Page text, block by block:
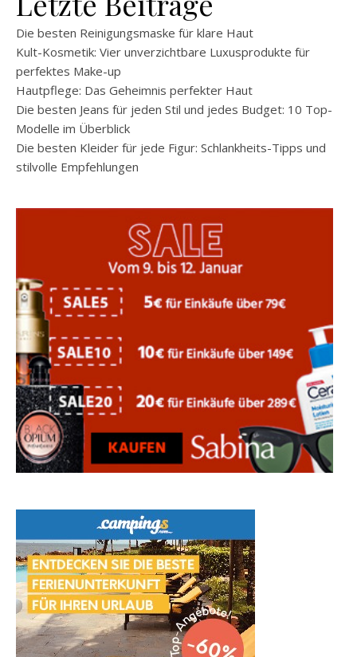
Die besten Reinigungsmaske für klare Haut
Kult-Kosmetik: Vier unverzichtbare Luxusprodukte für
perfektes Make-up
Hautpflege: Das Geheimnis perfekter Haut
Die besten Jeans für jeden Stil und jedes Budget: 10 Top-
Modelle im Überblick
Die besten Kleider für jede Figur: Schlankheits-Tipps und
stilvolle Empfehlungen